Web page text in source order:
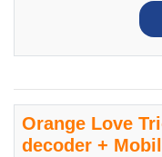
Orange Love
decoder +